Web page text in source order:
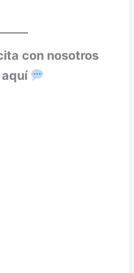
con nosotros